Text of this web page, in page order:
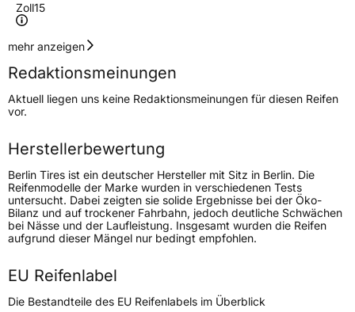
Zoll15
Geschwindigkeitsindex
Höchstgeschwindigkeit
240 km/h
Lastindex94
Höchstlast670 kg
Generelle Merkmale
Fahrzeugtyp PKW
VerwendungGanzjahresreifen
FahrzeugartPKW & SUV
mehr anzeigen
Redaktionsmeinungen
Aktuell liegen uns keine Redaktionsmeinungen für diesen Reifen
vor.
Herstellerbewertung
Berlin Tires ist ein deutscher Hersteller mit Sitz in Berlin. Die
Reifenmodelle der Marke wurden in verschiedenen Tests
untersucht. Dabei zeigten sie solide Ergebnisse bei der Öko-
Bilanz und auf trockener Fahrbahn, jedoch deutliche Schwächen
bei Nässe und der Laufleistung. Insgesamt wurden die Reifen
aufgrund dieser Mängel nur bedingt empfohlen.
EU Reifenlabel
Die Bestandteile des EU Reifenlabels im Überblick